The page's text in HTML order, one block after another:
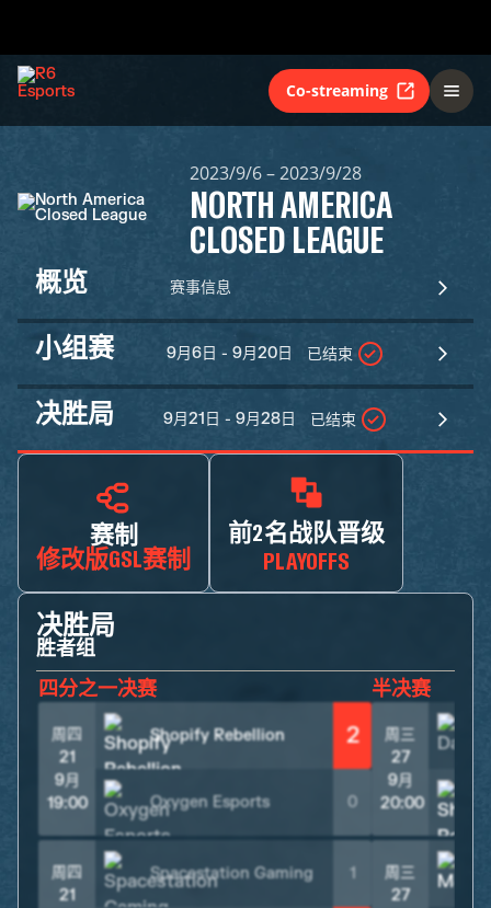
Co-streaming
2023/9/6 – 2023/9/28
NORTH AMERICA
CLOSED LEAGUE
概览 赛事信息
小组赛 9月6日 - 9月20日 已结束
决胜局 9月21日 - 9月28日 已结束
赛制
修改版GSL赛制
前2名战队晋级
PLAYOFFS
决胜局
胜者组
四分之一决赛
周四
21
9月
19:00
Shopify Rebellion 2
Oxygen Esports 0
周四
21
Spacestation Gaming 1
半决赛
周三
27
9月
20:00
周三
27